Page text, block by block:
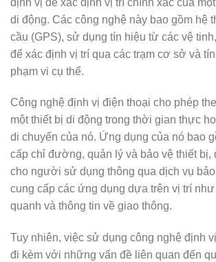
di động. Các công nghệ này bao gồm hệ
cầu (GPS), sử dụng tín hiệu từ các vệ
để xác định vị trí qua các trạm cơ sở và
phạm vi cụ thể.
Công nghệ định vị điện thoại cho phép
một thiết bị di động trong thời gian thực
di chuyển của nó. Ứng dụng của nó bao
cấp chỉ đường, quản lý và bảo vệ thiết bị,
cho người sử dụng thông qua dịch vụ
cung cấp các ứng dụng dựa trên vị trí
quanh và thông tin về giao thông.
Tuy nhiên, việc sử dụng công nghệ định
đi kèm với những vấn đề liên quan đến